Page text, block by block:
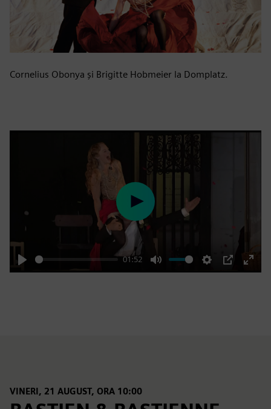
Cornelius Obonya și Brigitte Hobmeier la Domplatz.
Play
01:52
Mute Settings
PIP
Enter
Play
VINERI, 21 AUGUST, ORA 10:00